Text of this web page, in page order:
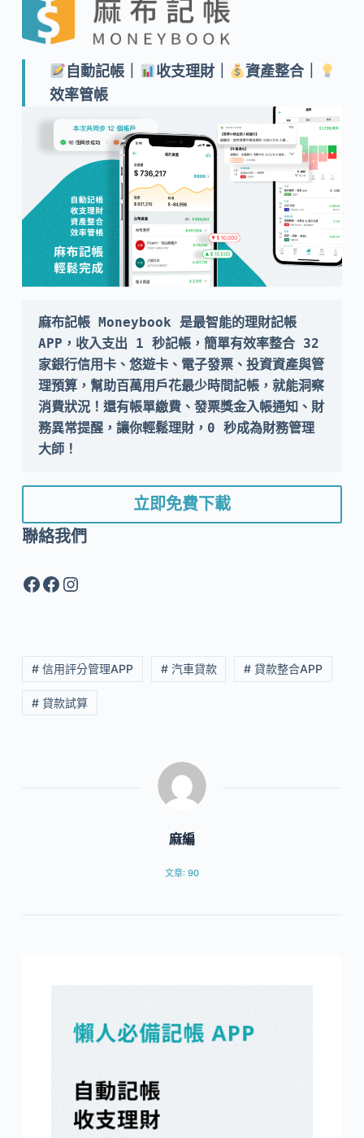
自動記帳｜ 收支理財｜
資產整合｜
效率管帳
麻布記帳 Moneybook 是最智能的理財記帳
APP，收入支出 1 秒記帳，簡單有效率整合 32
家銀行信用卡、悠遊卡、電子發票、投資資產與管
理預算，幫助百萬用戶花最少時間記帳，就能洞察
消費狀況！還有帳單繳費、發票獎金入帳通知、財
務異常提醒，讓你輕鬆理財，0 秒成為財務管理
大師！
立即免費下載
聯絡我們
Facebook
Facebook
Instagram
# 信用評分管理APP # 汽車貸款 # 貸款整合APP
# 貸款試算
麻編
文章: 90